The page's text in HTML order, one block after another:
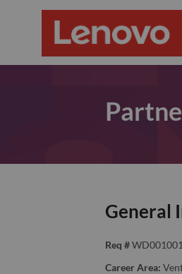
General
Req #
Career Area: